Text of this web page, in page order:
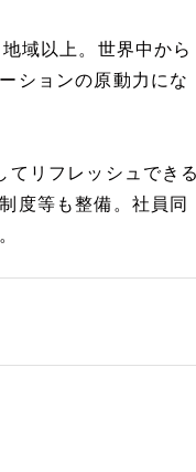
域以上。世界中から
ションの原動力にな
リフレッシュできる
度等も整備。社員同